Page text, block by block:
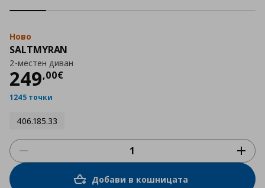
Ново
SALTMYRAN
2-местен диван
249,00€
Цена249,00 €
1245 точки
406.185.33
Добави в кошницата